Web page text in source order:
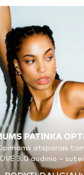
PATINKA
atsparias
3.0 audinio –
įtūpstų. Įsimylėk